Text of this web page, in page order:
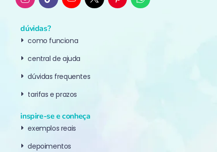
dúvidas?
como funciona
central de ajuda
dúvidas frequentes
tarifas e prazos
inspire-se e conheça
exemplos reais
depoimentos